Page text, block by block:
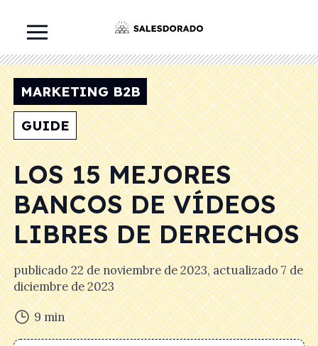
MARKETING B2B
GUIDE
LOS 15 MEJORES
BANCOS DE VÍDEOS
LIBRES DE DERECHOS
publicado22 de noviembre de 2023, actualizado7 de
diciembre de 2023
9 min